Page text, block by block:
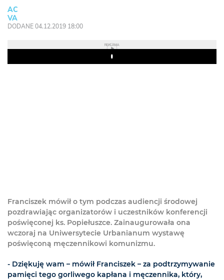
AC
VA
DODANE 04.12.2019 18:00
REKLAMA
Play
Franciszek mówił o tym podczas audiencji środowej
pozdrawiając organizatorów i uczestników konferencji
poświęconej ks. Popiełuszce. Zainaugurowała ona
wczoraj na Uniwersytecie Urbanianum wystawę
poświęconą męczennikowi komunizmu.
- Dziękuję wam – mówił Franciszek – za podtrzymywanie
pamięci tego gorliwego kapłana i męczennika, który,